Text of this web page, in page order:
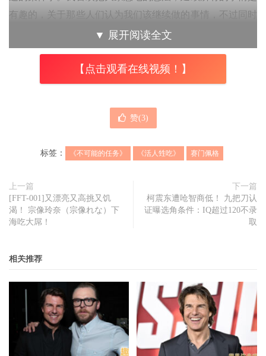
有趣的，关于那些人们认为我们该继续做的事情，不过同时
也是我们不想再做的事，我们应该做一些没有人能预料到的
事，但没人想要。佩格说到。
赛门佩格的支持者，我也希望他与艾德格莱特再
对此他也有话说，过去只要我开 IG 直播之类的，人们总会
说：我需要《活人甡吃2》！但我也会想：屁咧你才不需
要，你最不需要的就是《活人甡吃2》，放下吧。
这句话听起来有点像玩笑话，不过如果观察赛门的生涯轨
▼ 展开阅读全文
【点击观看在线视频！】
赞(3)
标签： 《不可能的任务》 《活人甡吃》 赛门佩格
上一篇
[FFT-001]又漂亮又高挑又饥
渴！ 宗像玲奈（宗像れな）下
海吃大屌！
下一篇
柯震东遭呛智商低！ 九把刀认
证曝选角条件：IQ超过120不录
取
相关推荐